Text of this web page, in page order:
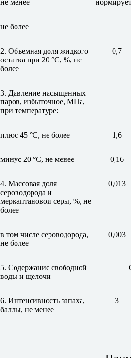
не менее
не более
2. Объемная доля жидкого
остатка при 20 °С, %, не
более
0,7
3. Давление насыщенных
паров, избыточное, МПа,
при температуре:
плюс 45 °С, не более 1,6
минус 20 °С, не менее 0,16
4. Массовая доля
сероводорода и
меркаптановой серы, %, не
более
0,013
в том числе сероводорода,
не более
0,003
5. Содержание свободной
воды и щелочи
6. Интенсивность запаха,
баллы, не менее
3